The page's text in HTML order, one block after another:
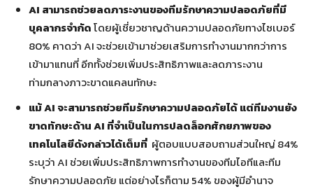
AI สามารถช่วยลดภาระงานของทีมรักษาความปลอดภัยที่มี
บุคลากรจำกัดโดยผู้เชี่ยวชาญด้านความปลอดภัยทางไซเบอร์
80% คาดว่า AI จะช่วยเข้ามาช่วยเสริมการทำงานมากกว่าการ
เข้ามาแทนที่ อีกทั้งช่วยเพิ่มประสิทธิภาพและลดภาระงาน
ท่ามกลางภาวะขาดแคลนทักษะ
แม้AI จะสามารถช่วยทีมรักษาความปลอดภัยได้ แต่ทีมงานยัง
ขาดทักษะด้านAI ที่จำเป็นในการปลดล็อกศักยภาพของ
เทคโนโลยีดังกล่าวได้เต็มที่ ผู้ตอบแบบสอบถามส่วนใหญ่ 84%
ระบุว่า AI ช่วยเพิ่มประสิทธิภาพการทำงานของทีมไอทีและทีม
รักษาความปลอดภัย แต่อย่างไรก็ตาม 54% ของผู้มีอำนาจ